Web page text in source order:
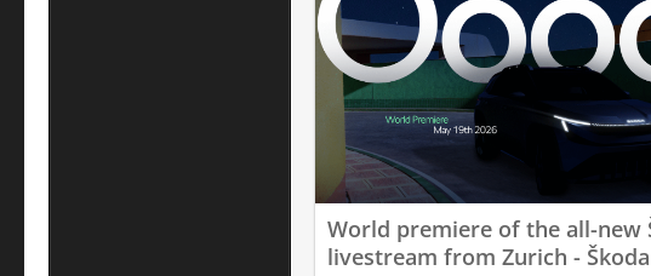
World premiere of the all-new
livestream from Zurich -